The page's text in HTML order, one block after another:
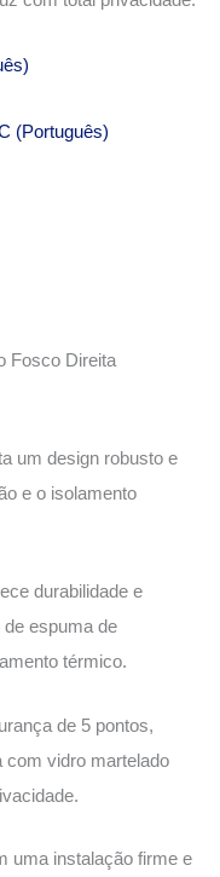
(Português)
Fosco Direita
um design robusto e
e o isolamento
durabilidade e
de espuma de
térmico.
de 5 pontos,
com vidro martelado
uma instalação firme e